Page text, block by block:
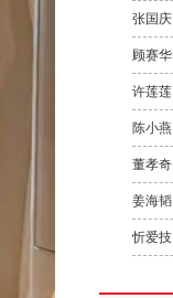
张国庆
顾赛华
许莲莲
陈小燕
董孝奇
姜海韬
忻爱技